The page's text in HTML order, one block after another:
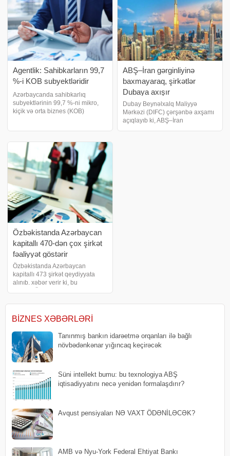
Agentlik: Sahibkarların 99,7
%-i KOB subyektləridir
Azərbaycanda sahibkarlıq
subyektlərinin 99,7 %-ni mikro,
kiçik və orta biznes (KOB)
Orta Biznesin İnkişafı Agentliyinin
(KOBİA
ABŞ–İran gərginliyinə
baxmayaraq, şirkətlər
Dubaya axışır
Dubay Beynəlxalq Maliyyə
Mərkəzi (DIFC) çərşənbə axşamı
açıqlayıb ki, ABŞ–İran
Özbəkistanda Azərbaycan
kapitallı 470-dən çox şirkət
fəaliyyət göstərir
Özbəkistanda Azərbaycan
kapitallı 473 şirkət qeydiyyata
alınıb. xəbər verir ki, bu
Özbəkistanda xarici
investisiyalı 20 502 müəssis
BIZNES XƏBƏRLƏRI
Tanınmış bankın idarəetmə orqanları ilə bağlı
növbədənkənar yığıncaq keçirəcək
Süni intellekt bumu: bu texnologiya ABŞ
iqtisadiyyatını necə yenidən formalaşdırır?
Avqust pensiyaları NƏ VAXT ÖDƏNİLƏCƏK?
AMB və Nyu-York Federal Ehtiyat Bankı